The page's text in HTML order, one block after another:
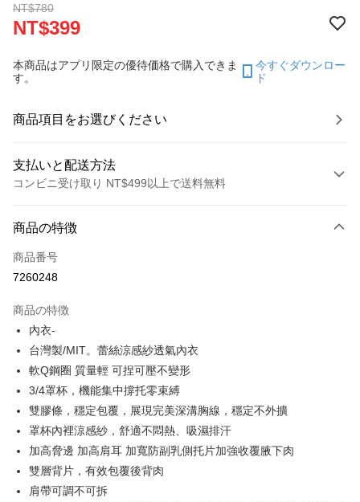
NT$780
NT$399
本商品はアプリ限定の優待価格で購入できま
す。
今すぐダウンロー
ド
商品項目をお選びください
支払いと配送方法
コンビニ受け取り NT$499以上で送料無料
クレジットカード1回払い
コンビニ店頭代金引換
Apple Pay
JKOPAY
Easy Wallet
Plus Pay
OP Pay Later
説明
1. 本サービスは台湾大哥大によって提供され、台湾大哥大のユーザーは追
AFTEE代金後払い
商品の特徴
商品番号
7260248
商品の特徴
內衣-
台灣製/MIT。蕾絲涼感紗透氣內衣
軟Q鋼圈 質量輕 可捏可壓不變形
3/4罩杯，機能集中撐托零束縛
雙膠條，穩定包覆，展現完美深溝胸線，穩定不外擴
罩杯內裡涼感紗，舒適不悶熱、吸濕排汗
加高脅邊 加高肩耳 加寬防副乳側托片加強收覆腋下肉
雙層背片，有效包覆後背肉
肩帶可調不可拆